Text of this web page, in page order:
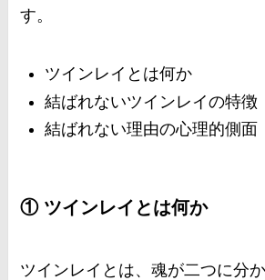
す。
ツインレイとは何か
結ばれないツインレイの特徴
結ばれない理由の心理的側面
① ツインレイとは何か
ツインレイとは、魂が二つに分